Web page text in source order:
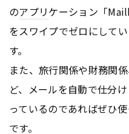
のアプリケーション「
をスワイプでゼロにして
す。
また、旅行関係や財務関係
ど、メールを自動で仕分
っているのであればぜひ
です。